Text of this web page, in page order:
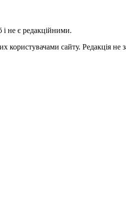
і не є редакційними.
користувачами сайту. Редакція не